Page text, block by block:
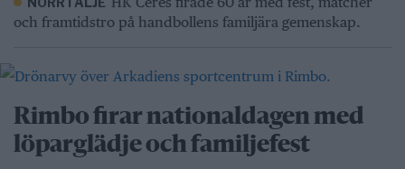
och framtidstro på handbollens familjära gemenskap.
Rimbo firar nationaldagen med
löparglädje och familjefest